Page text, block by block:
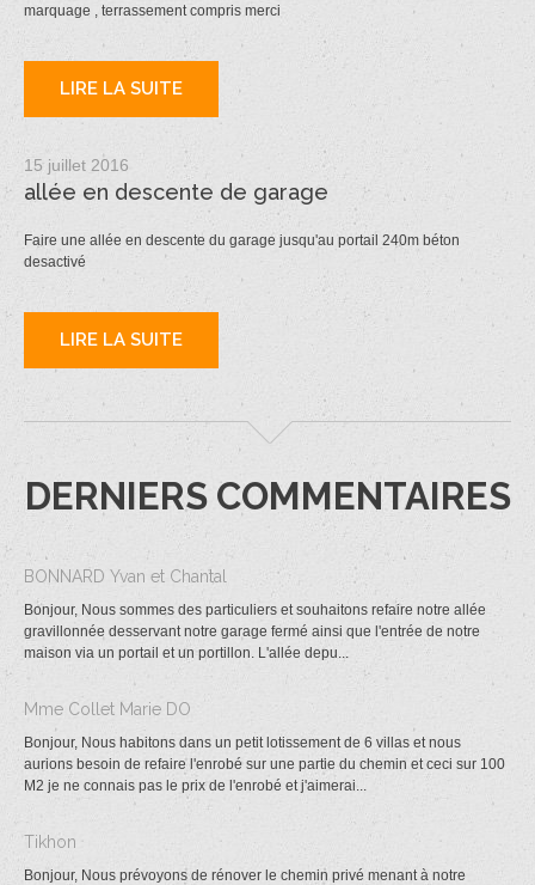
marquage , terrassement compris merci
LIRE LA SUITE
15 juillet 2016
allée en descente de garage
Faire une allée en descente du garage jusqu'au portail 240m béton
desactivé
LIRE LA SUITE
DERNIERS COMMENTAIRES
BONNARD Yvan et Chantal
Bonjour, Nous sommes des particuliers et souhaitons refaire notre allée
gravillonnée desservant notre garage fermé ainsi que l'entrée de notre
maison via un portail et un portillon. L'allée depu...
Mme Collet Marie DO
Bonjour, Nous habitons dans un petit lotissement de 6 villas et nous
aurions besoin de refaire l'enrobé sur une partie du chemin et ceci sur 100
M2 je ne connais pas le prix de l'enrobé et j'aimerai...
Tikhon
Bonjour, Nous prévoyons de rénover le chemin privé menant à notre